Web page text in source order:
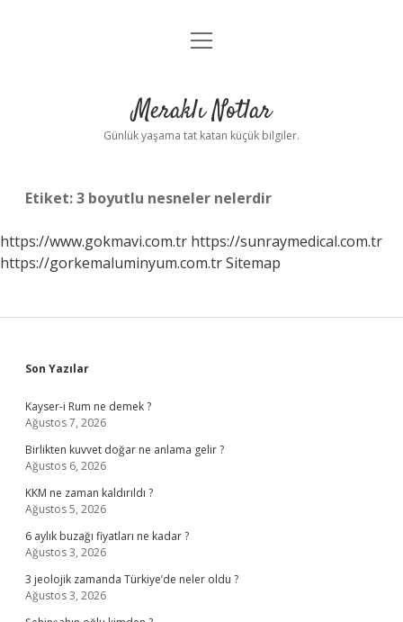
Anasayfa
Yasal Uyarı
menüyü
Meraklı Notlar
Günlük yaşama tat katan küçük bilgiler.
Etiket:3 boyutlu nesneler nelerdir
https://www.gokmavi.com.tr https://sunraymedical.com.tr
https://gorkemaluminyum.com.trSitemap
Sidebar
Son Yazılar
Kayser-i Rum ne demek ?
Ağustos 7, 2026
Birlikten kuvvet doğar ne anlama gelir ?
Ağustos 6, 2026
KKM ne zaman kaldırıldı ?
Ağustos 5, 2026
6 aylık buzağı fiyatları ne kadar ?
Ağustos 3, 2026
3 jeolojik zamanda Türkiye’de neler oldu ?
Ağustos 3, 2026